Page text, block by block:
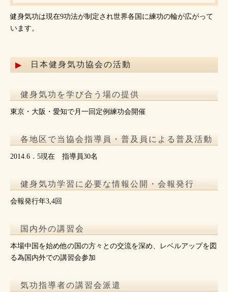
健身気功は現在9功法が制定され世界各国に練功の輪が広がって
います。
日本健身気功協会の活動
健身気功を学び合う場の提供
東京・大阪・愛知で月一回定例練功会開催
各地区で当協会指導員・普及員による普及活動
2014.6．5現在 指導員30名
健身気功学習に必要な情報公開・会報発行
会報発行年3,4回
国内外の講習会
本場中国を始め他の国の方々との交流を深め、レベルアップを図
る為国内外での講習会参加
気功指導者の講習会派遣